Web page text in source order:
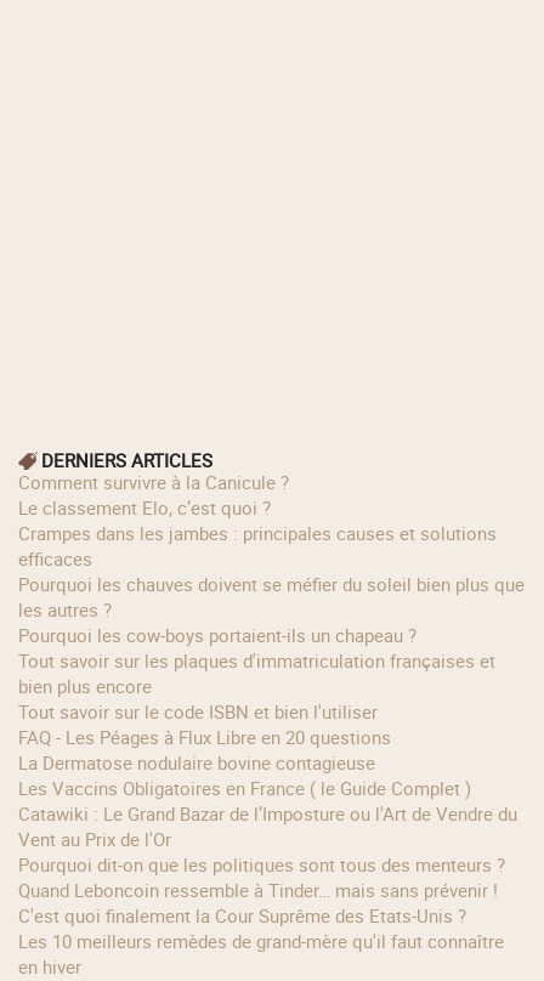
DERNIERS ARTICLES
Comment survivre à la Canicule ?
Le classement Elo, c’est quoi ?
Crampes dans les jambes : principales causes et solutions
efficaces
Pourquoi les chauves doivent se méfier du soleil bien plus que
les autres ?
Pourquoi les cow‑boys portaient‑ils un chapeau ?
Tout savoir sur les plaques d'immatriculation françaises et
bien plus encore
Tout savoir sur le code ISBN et bien l'utiliser
FAQ - Les Péages à Flux Libre en 20 questions
La Dermatose nodulaire bovine contagieuse
Les Vaccins Obligatoires en France ( le Guide Complet )
Catawiki : Le Grand Bazar de l’Imposture ou l'Art de Vendre du
Vent au Prix de l'Or
Pourquoi dit-on que les politiques sont tous des menteurs ?
Quand Leboncoin ressemble à Tinder… mais sans prévenir !
C'est quoi finalement la Cour Suprême des Etats-Unis ?
Les 10 meilleurs remèdes de grand-mère qu'il faut connaître
en hiver